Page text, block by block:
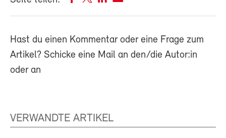
Hast du einen Kommentar oder eine Frage zum
Artikel? Schicke eine Mail an den/die Autor:in
oder an
VERWANDTE ARTIKEL